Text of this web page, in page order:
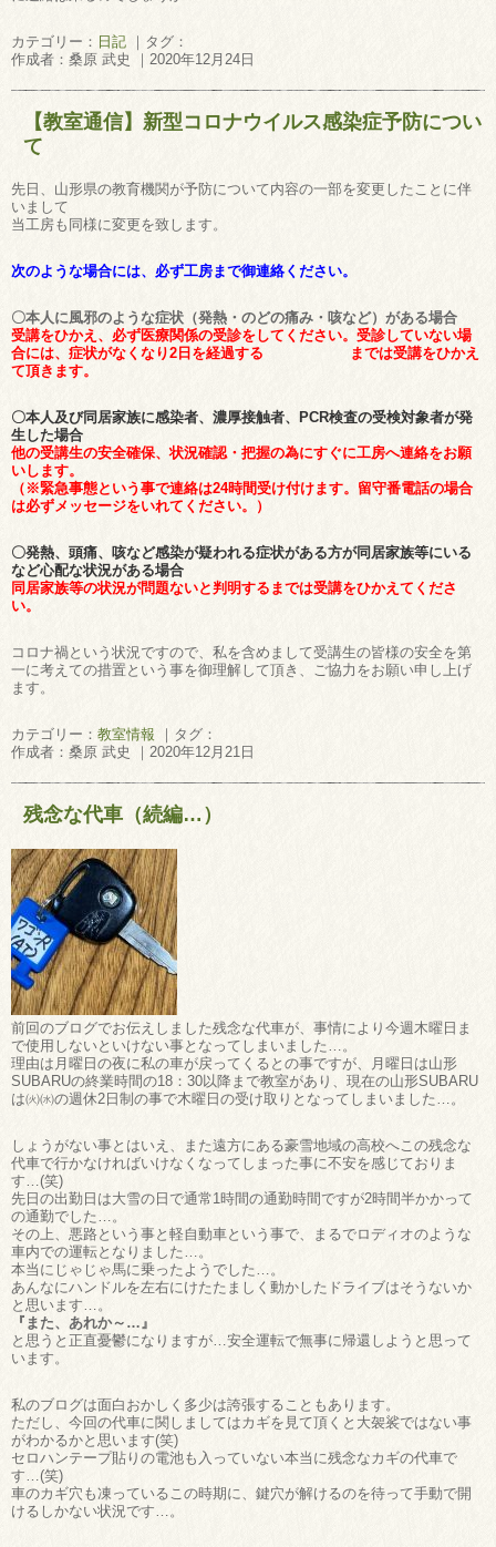
カテゴリー： 日記 ｜タグ：
作成者：桑原 武史 ｜2020年12月24日
【教室通信】新型コロナウイルス感染症予防につい
て
先日、山形県の教育機関が予防について内容の一部を変更したことに伴
いまして
当工房も同様に変更を致します。
次のような場合には、必ず工房まで御連絡ください。
〇本人に風邪のような症状（発熱・のどの痛み・咳など）がある場合
受講をひかえ、必ず医療関係の受診をしてください。受診していない場
合には、症状がなくなり2日を経過する までは受講をひかえ
て頂きます。
〇本人及び同居家族に感染者、濃厚接触者、PCR検査の受検対象者が発
生した場合
他の受講生の安全確保、状況確認・把握の為にすぐに工房へ連絡をお願
いします。
（※緊急事態という事で連絡は24時間受け付けます。留守番電話の場合
は必ずメッセージをいれてください。）
〇発熱、頭痛、咳など感染が疑われる症状がある方が同居家族等にいる
など心配な状況がある場合
同居家族等の状況が問題ないと判明するまでは受講をひかえてくださ
い。
コロナ禍という状況ですので、私を含めまして受講生の皆様の安全を第
一に考えての措置という事を御理解して頂き、ご協力をお願い申し上げ
ます。
カテゴリー： 教室情報 ｜タグ：
作成者：桑原 武史 ｜2020年12月21日
残念な代車（続編…）
前回のブログでお伝えしました残念な代車が、事情により今週木曜日ま
で使用しないといけない事となってしまいました…。
理由は月曜日の夜に私の車が戻ってくるとの事ですが、月曜日は山形
SUBARUの終業時間の18：30以降まで教室があり、現在の山形SUBARU
は㈫㈬の週休2日制の事で木曜日の受け取りとなってしまいました…。
しょうがない事とはいえ、また遠方にある豪雪地域の高校へこの残念な
代車で行かなければいけなくなってしまった事に不安を感じておりま
す…(笑)
先日の出勤日は大雪の日で通常1時間の通勤時間ですが2時間半かかって
の通勤でした…。
その上、悪路という事と軽自動車という事で、まるでロディオのような
車内での運転となりました…。
本当にじゃじゃ馬に乗ったようでした…。
あんなにハンドルを左右にけたたましく動かしたドライブはそうないか
と思います…。
『また、あれか～…』
と思うと正直憂鬱になりますが…安全運転で無事に帰還しようと思って
います。
私のブログは面白おかしく多少は誇張することもあります。
ただし、今回の代車に関しましてはカギを見て頂くと大袈裟ではない事
がわかるかと思います(笑)
セロハンテープ貼りの電池も入っていない本当に残念なカギの代車で
す…(笑)
車のカギ穴も凍っているこの時期に、鍵穴が解けるのを待って手動で開
けるしかない状況です…。